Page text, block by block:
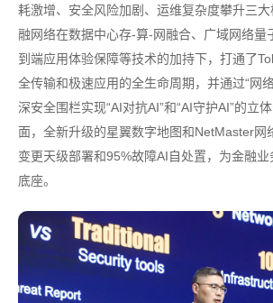
耗激增、安全风险加剧、运维复杂度攀升三
融网络在数据中心存-算-网融合、广域网络量
到端应用体验保障等技术的加持下，打通了
全传输和极速应用的全生命周期，并通过“网
深安全围栏实现“AI对抗AI”和“AI守护AI”的立
面，全新升级的星翼数字地图和NetMaster网
变更天级部署和95%故障AI自处置，为金融
底座。